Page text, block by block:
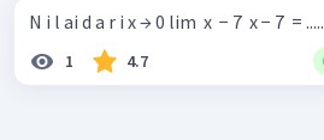
N i l ai d a r i x → 0 lim ​ x ​ − 7 ​ x − 7 ​ = .....
1 4.7